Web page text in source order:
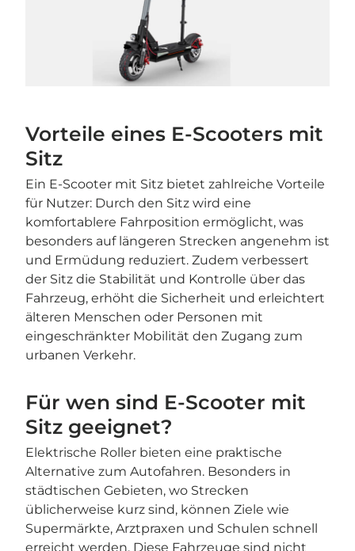
Vorteile eines E-Scooters mit
Sitz
Ein E-Scooter mit Sitz bietet zahlreiche Vorteile
für Nutzer: Durch den Sitz wird eine
komfortablere Fahrposition ermöglicht, was
besonders auf längeren Strecken angenehm ist
und Ermüdung reduziert. Zudem verbessert
der Sitz die Stabilität und Kontrolle über das
Fahrzeug, erhöht die Sicherheit und erleichtert
älteren Menschen oder Personen mit
eingeschränkter Mobilität den Zugang zum
urbanen Verkehr.
Für wen sind E-Scooter mit
Sitz geeignet?
Elektrische Roller bieten eine praktische
Alternative zum Autofahren. Besonders in
städtischen Gebieten, wo Strecken
üblicherweise kurz sind, können Ziele wie
Supermärkte, Arztpraxen und Schulen schnell
erreicht werden. Diese Fahrzeuge sind nicht